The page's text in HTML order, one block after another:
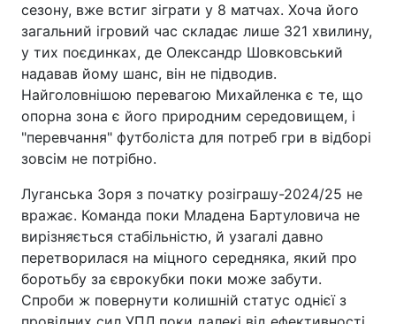
сезону, вже встиг зіграти у 8 матчах. Хоча його
загальний ігровий час складає лише 321 хвилину,
у тих поєдинках, де Олександр Шовковський
надавав йому шанс, він не підводив.
Найголовнішою перевагою Михайленка є те, що
опорна зона є його природним середовищем, і
"перевчання" футболіста для потреб гри в відборі
зовсім не потрібно.
Луганська Зоря з початку розіграшу-2024/25 не
вражає. Команда поки Младена Бартуловича не
вирізняється стабільністю, й узагалі давно
перетворилася на міцного середняка, який про
боротьбу за єврокубки поки може забути.
Спроби ж повернути колишній статус однієї з